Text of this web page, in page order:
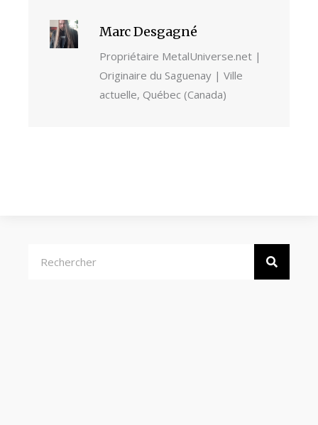
Marc Desgagné
Propriétaire MetalUniverse.net |
Originaire du Saguenay | Ville
actuelle, Québec (Canada)